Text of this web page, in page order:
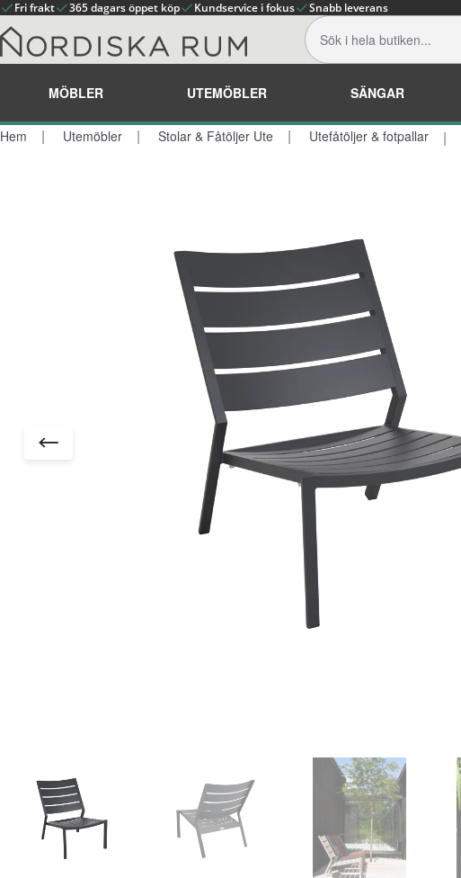
Fri frakt 365 dagars öppet köp Kundservice i fokus Snabb leverans
MÖBLER UTEMÖBLER SÄNGAR
Hem Utemöbler Stolar & Fåtöljer Ute Utefåtöljer & fotpallar